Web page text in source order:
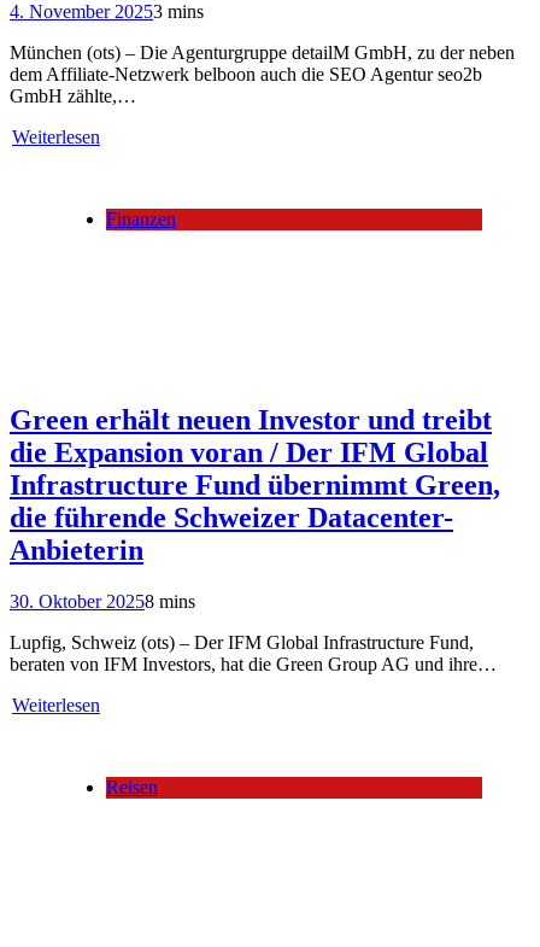
4. November 20253 mins
München (ots) – Die Agenturgruppe detailM GmbH, zu der neben
dem Affiliate-Netzwerk belboon auch die SEO Agentur seo2b
GmbH zählte,…
Weiterlesen
Finanzen
Green erhält neuen Investor und treibt
die Expansion voran / Der IFM Global
Infrastructure Fund übernimmt Green,
die führende Schweizer Datacenter-
Anbieterin
30. Oktober 20258 mins
Lupfig, Schweiz (ots) – Der IFM Global Infrastructure Fund,
beraten von IFM Investors, hat die Green Group AG und ihre…
Weiterlesen
Reisen